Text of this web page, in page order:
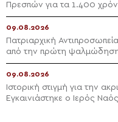
Πρεσπών για τα 1.400
09.08.2026
Πατριαρχική
από την πρώτη ψαλμώδηση
09.08.2026
Ιστορική στιγμή για την
Εγκαινιάστηκε ο Ιερός